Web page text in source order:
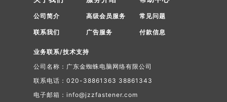
公司简介
联系我们
高级会员服务
广告服务
常见问题
付款信息
业务联系/技术支持
公司名称：广东金蜘蛛电脑网络有限公司
联系电话：020-38861363 38861343
电子邮箱：info@jzzfastener.com